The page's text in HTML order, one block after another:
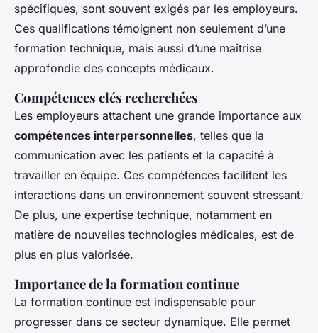
spécifiques, sont souvent exigés par les employeurs.
Ces qualifications témoignent non seulement d’une
formation technique, mais aussi d’une maîtrise
approfondie des concepts médicaux.
Compétences clés recherchées
Les employeurs attachent une grande importance aux
compétences interpersonnelles, telles que la
communication avec les patients et la capacité à
travailler en équipe. Ces compétences facilitent les
interactions dans un environnement souvent stressant.
De plus, une expertise technique, notamment en
matière de nouvelles technologies médicales, est de
plus en plus valorisée.
Importance de la formation continue
La formation continue est indispensable pour
progresser dans ce secteur dynamique. Elle permet